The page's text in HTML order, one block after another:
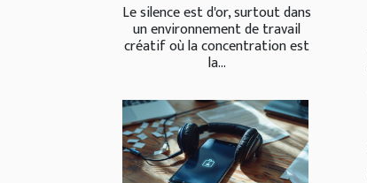
Le silence est d'or, surtout dans
un environnement de travail
créatif où la concentration est
la...